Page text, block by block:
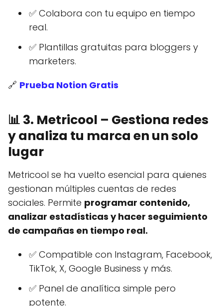
✅ Colabora con tu equipo en tiempo
real.
✅ Plantillas gratuitas para bloggers y
marketers.
🔗 Prueba Notion Gratis
📊 3. Metricool – Gestiona redes
y analiza tu marca en un solo
lugar
Metricool se ha vuelto esencial para quienes
gestionan múltiples cuentas de redes
sociales. Permite programar contenido,
analizar estadísticas y hacer seguimiento
de campañas en tiempo real.
✅ Compatible con Instagram, Facebook,
TikTok, X, Google Business y más.
✅ Panel de analítica simple pero
potente.